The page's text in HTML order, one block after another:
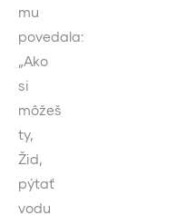
mu
povedala:
„Ako
si
môžeš
ty,
Žid,
pýtať
vodu